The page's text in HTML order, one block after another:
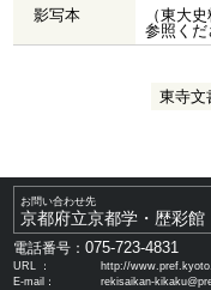
影写本
（東大
参照くだ
東寺文
お問い合わせ先
京都府立京都学・歴彩館
電話番号：075-723-4831
URL ：
http://
E-mail：
rekisaikan-